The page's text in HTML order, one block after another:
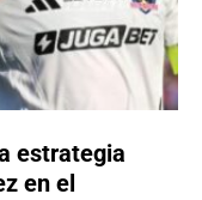
estrategia
en el